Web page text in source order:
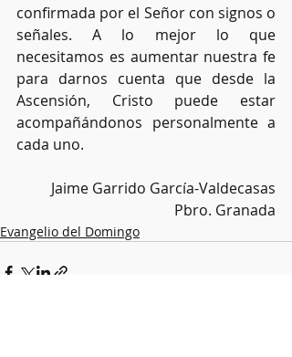
confirmada por el Señor con signos o
señales. A lo mejor lo que
necesitamos es aumentar nuestra fe
para darnos cuenta que desde la
Ascensión, Cristo puede estar
acompañándonos personalmente a
cada uno.
Jaime Garrido García-Valdecasas
Pbro. Granada
Evangelio del Domingo